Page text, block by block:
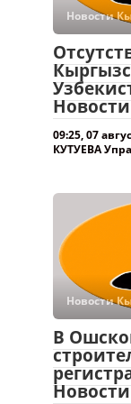
Новости
09:25, 07
КУТУЕВА
Новости
В